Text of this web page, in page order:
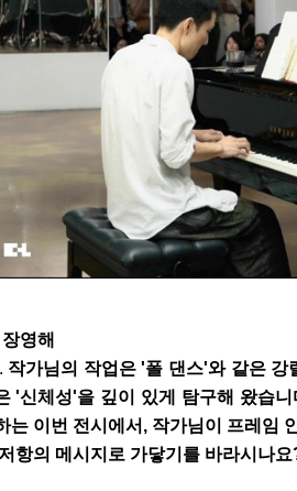
영해
작가님의 작업은 '폴 댄스'와 같은 강
'신체성'을 깊이 있게 탐구해 왔습
는 이번 전시에서, 작가님이 프레임
항의 메시지로 가닿기를 바라시나요